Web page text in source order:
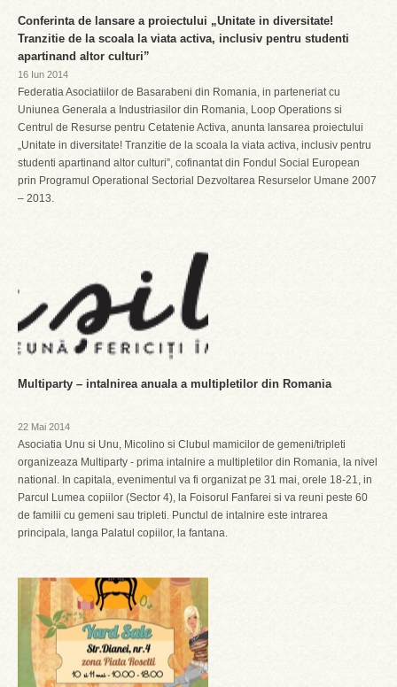
Conferinta de lansare a proiectului „Unitate in diversitate!
Tranzitie de la scoala la viata activa, inclusiv pentru studenti
apartinand altor culturi”
16 Iun 2014
Federatia Asociatiilor de Basarabeni din Romania, in parteneriat cu
Uniunea Generala a Industriasilor din Romania, Loop Operations si
Centrul de Resurse pentru Cetatenie Activa, anunta lansarea proiectului
„Unitate in diversitate! Tranzitie de la scoala la viata activa, inclusiv pentru
studenti apartinand altor culturi”, cofinantat din Fondul Social European
prin Programul Operational Sectorial Dezvoltarea Resurselor Umane 2007
– 2013.
Multiparty – intalnirea anuala a multipletilor din Romania
22 Mai 2014
Asociatia Unu si Unu, Micolino si Clubul mamicilor de gemeni/tripleti
organizeaza Multiparty - prima intalnire a multipletilor din Romania, la nivel
national. In capitala, evenimentul va fi organizat pe 31 mai, orele 18-21, in
Parcul Lumea copiilor (Sector 4), la Foisorul Fanfarei si va reuni peste 60
de familii cu gemeni sau tripleti. Punctul de intalnire este intrarea
principala, langa Palatul copiilor, la fantana.